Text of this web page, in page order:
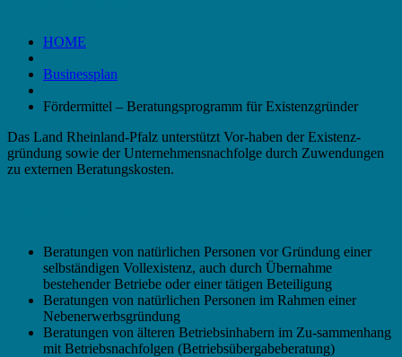
HOME
Businessplan
Fördermittel – Beratungsprogramm für Existenzgründer
Das Land Rheinland-Pfalz unterstützt Vor-haben der Existenz-
gründung sowie der Unternehmensnachfolge durch Zuwendungen
zu externen Beratungskosten.
Beratungen von natürlichen Personen vor Gründung einer
selbständigen Vollexistenz, auch durch Übernahme
bestehender Betriebe oder einer tätigen Beteiligung
Beratungen von natürlichen Personen im Rahmen einer
Nebenerwerbsgründung
Beratungen von älteren Betriebsinhabern im Zu-sammenhang
mit Betriebsnachfolgen (Betriebsübergabeberatung)